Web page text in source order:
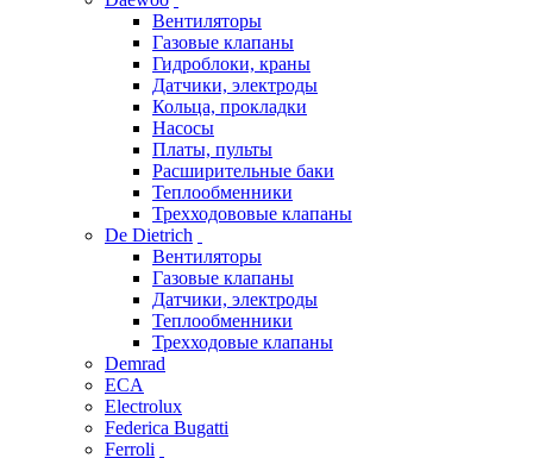
Вентиляторы
Газовые клапаны
Гидроблоки, краны
Датчики, электроды
Кольца, прокладки
Насосы
Платы, пульты
Расширительные баки
Теплообменники
Трехходововые клапаны
De Dietrich
Вентиляторы
Газовые клапаны
Датчики, электроды
Теплообменники
Трехходовые клапаны
Demrad
ECA
Electrolux
Federica Bugatti
Ferroli